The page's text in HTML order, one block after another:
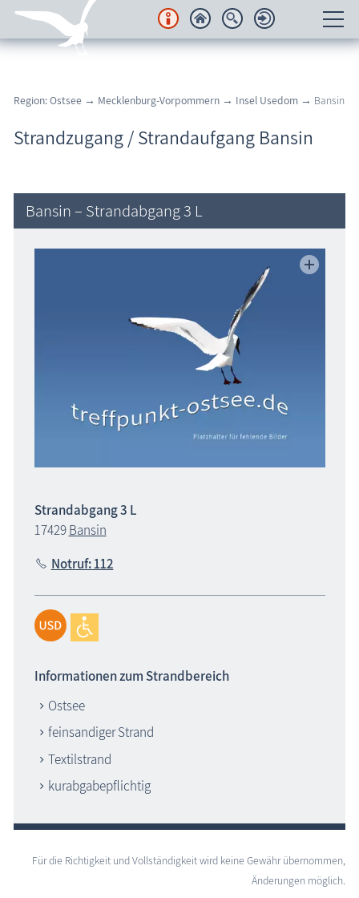
Regionales
Urlaubsorte
Freizeit
Region: Ostsee → Mecklenburg-Vorpommern → Insel Usedom → Bansin
Strandzugang / Strandaufgang Bansin
Bansin – Strandabgang 3 L
Strandabgang 3 L
17429Bansin
Notruf: 112
Informationen zum Strandbereich
Ostsee
feinsandiger Strand
Textilstrand
kurabgabepflichtig
Für die Richtigkeit und Vollständigkeit wird keine Gewähr übernommen,
Änderungen möglich.